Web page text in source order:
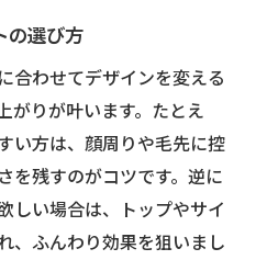
の選び方
合わせてデザインを変える
がりが叶います。たとえ
い方は、顔周りや毛先に控
を残すのがコツです。逆に
しい場合は、トップやサイ
、ふんわり効果を狙いまし